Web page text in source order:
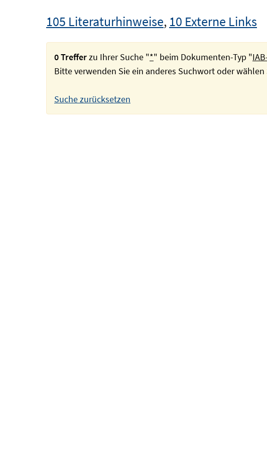
105 Literaturhinweise, 10 Externe Links
0 Trefferzu Ihrer Suche "*" beim Dokumenten-Typ "
Bitte verwenden Sie ein anderes Suchwort oder
Suche zurücksetzen